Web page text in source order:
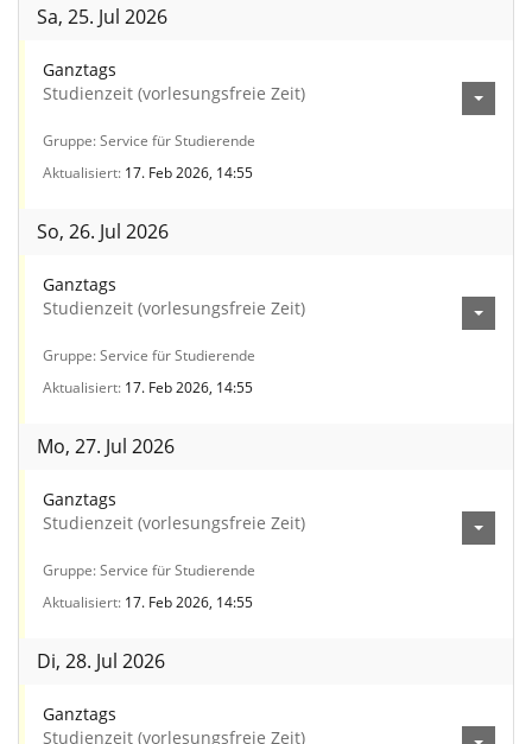
Sa, 25. Jul 2026
Ganztags
Studienzeit (vorlesungsfreie Zeit)
Gruppe Service für Studierende
Aktualisiert 17. Feb 2026, 14:55
So, 26. Jul 2026
Ganztags
Studienzeit (vorlesungsfreie Zeit)
Gruppe Service für Studierende
Aktualisiert 17. Feb 2026, 14:55
Mo, 27. Jul 2026
Ganztags
Studienzeit (vorlesungsfreie Zeit)
Gruppe Service für Studierende
Aktualisiert 17. Feb 2026, 14:55
Di, 28. Jul 2026
Ganztags
Studienzeit (vorlesungsfreie Zeit)